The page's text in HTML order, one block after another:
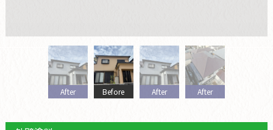
After Before After After